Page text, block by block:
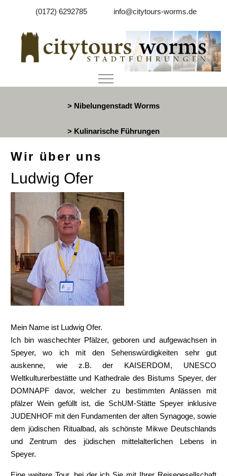
(0172) 6292785 info@citytours-worms.de
Mobile Menu Toggle
> Nibelungenstadt Worms
> Kulinarische Führungen
Wir über uns
Ludwig Ofer
Mein Name ist Ludwig Ofer.
Ich bin waschechter Pfälzer, geboren und aufgewachsen in
Speyer, wo ich mit den Sehenswürdigkeiten sehr gut
auskenne, wie z.B. der KAISERDOM, UNESCO
Weltkulturerbestätte und Kathedrale des Bistums Speyer, der
DOMNAPF davor, welcher zu bestimmten Anlässen mit
pfälzer Wein gefüllt ist, die SchUM-Stätte Speyer inklusive
JUDENHOF mit den Fundamenten der alten Synagoge, sowie
dem jüdischen Ritualbad, als schönste Mikwe Deutschlands
und Zentrum des jüdischen mittelalterlichen Lebens in
Speyer.